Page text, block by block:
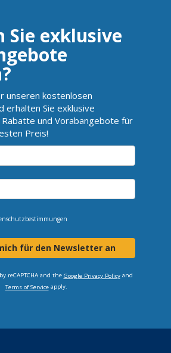
Sie exklusive
unseren kostenlosen
erhalten Sie exklusive
und Vorabangebote für
Preis!
für den Newsletter an
reCAPTCHA and the Google Privacy Policyand
Terms of Serviceapply.